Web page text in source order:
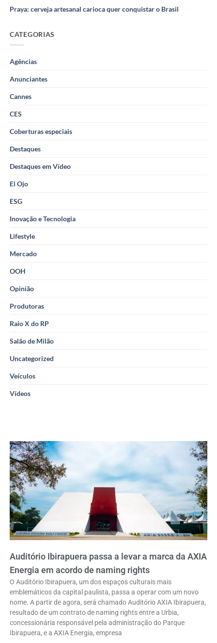
Praya: cerveja artesanal carioca quer conquistar o Brasil
CATEGORIAS
Agências
Anunciantes
Cannes
CES
Coberturas especiais
Destaques
Destaques em Vídeo
El Ojo
ESG
Inovação e Tecnologia
Lifestyle
Mercado
OOH
Opinião
Produtoras
Raio X do RP
Salão de Milão
Uncategorized
Veículos
Vídeos
Auditório Ibirapuera passa a levar a marca da AXIA
Energia em acordo de naming rights
O Auditório Ibirapuera, um dos espaços culturais mais
emblemáticos da capital paulista, passa a operar com um novo
nome. A partir de agora, será chamado Auditório AXIA Ibirapuera,
resultado de um contrato de naming rights entre a Urbia,
concessionária responsável pela administração do Parque
Ibirapuera, e a AXIA Energia, empresa